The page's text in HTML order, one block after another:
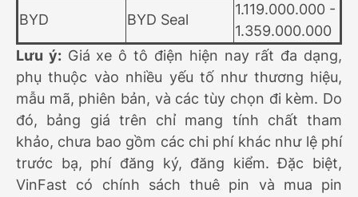
BYD BYD Seal
1.119.000.000 -
1.359.000.000
Lưu ý:Giá xe ô tô điện hiện nay rất đa dạng,
phụ thuộc vào nhiều yếu tố như thương hiệu,
mẫu mã, phiên bản, và các tùy chọn đi kèm. Do
đó, bảng giá trên chỉ mang tính chất tham
khảo, chưa bao gồm các chi phí khác như lệ phí
trước bạ, phí đăng ký, đăng kiểm. Đặc biệt,
VinFast có chính sách thuê pin và mua pin